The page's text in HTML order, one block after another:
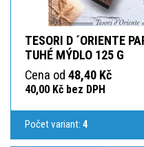
TESORI D ´ORIENTE
TUHÉ MÝDLO 125 G
Cena od 48,40 Kč
40,00 Kč bez DPH
Počet variant: 4